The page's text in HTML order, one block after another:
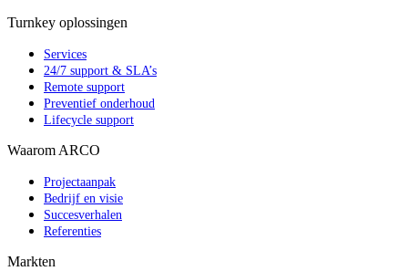
Turnkey oplossingen
Services
24/7 support & SLA’s
Remote support
Preventief onderhoud
Lifecycle support
Waarom ARCO
Projectaanpak
Bedrijf en visie
Succesverhalen
Referenties
Markten